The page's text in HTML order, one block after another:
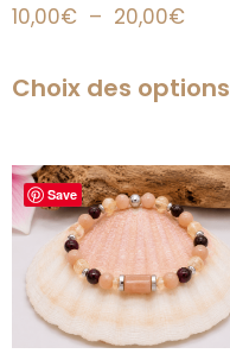
10,00€ – 20,00€
Choix des options
Save